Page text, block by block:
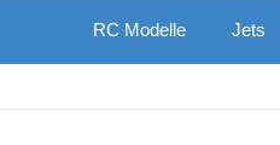
RC Modelle Jets